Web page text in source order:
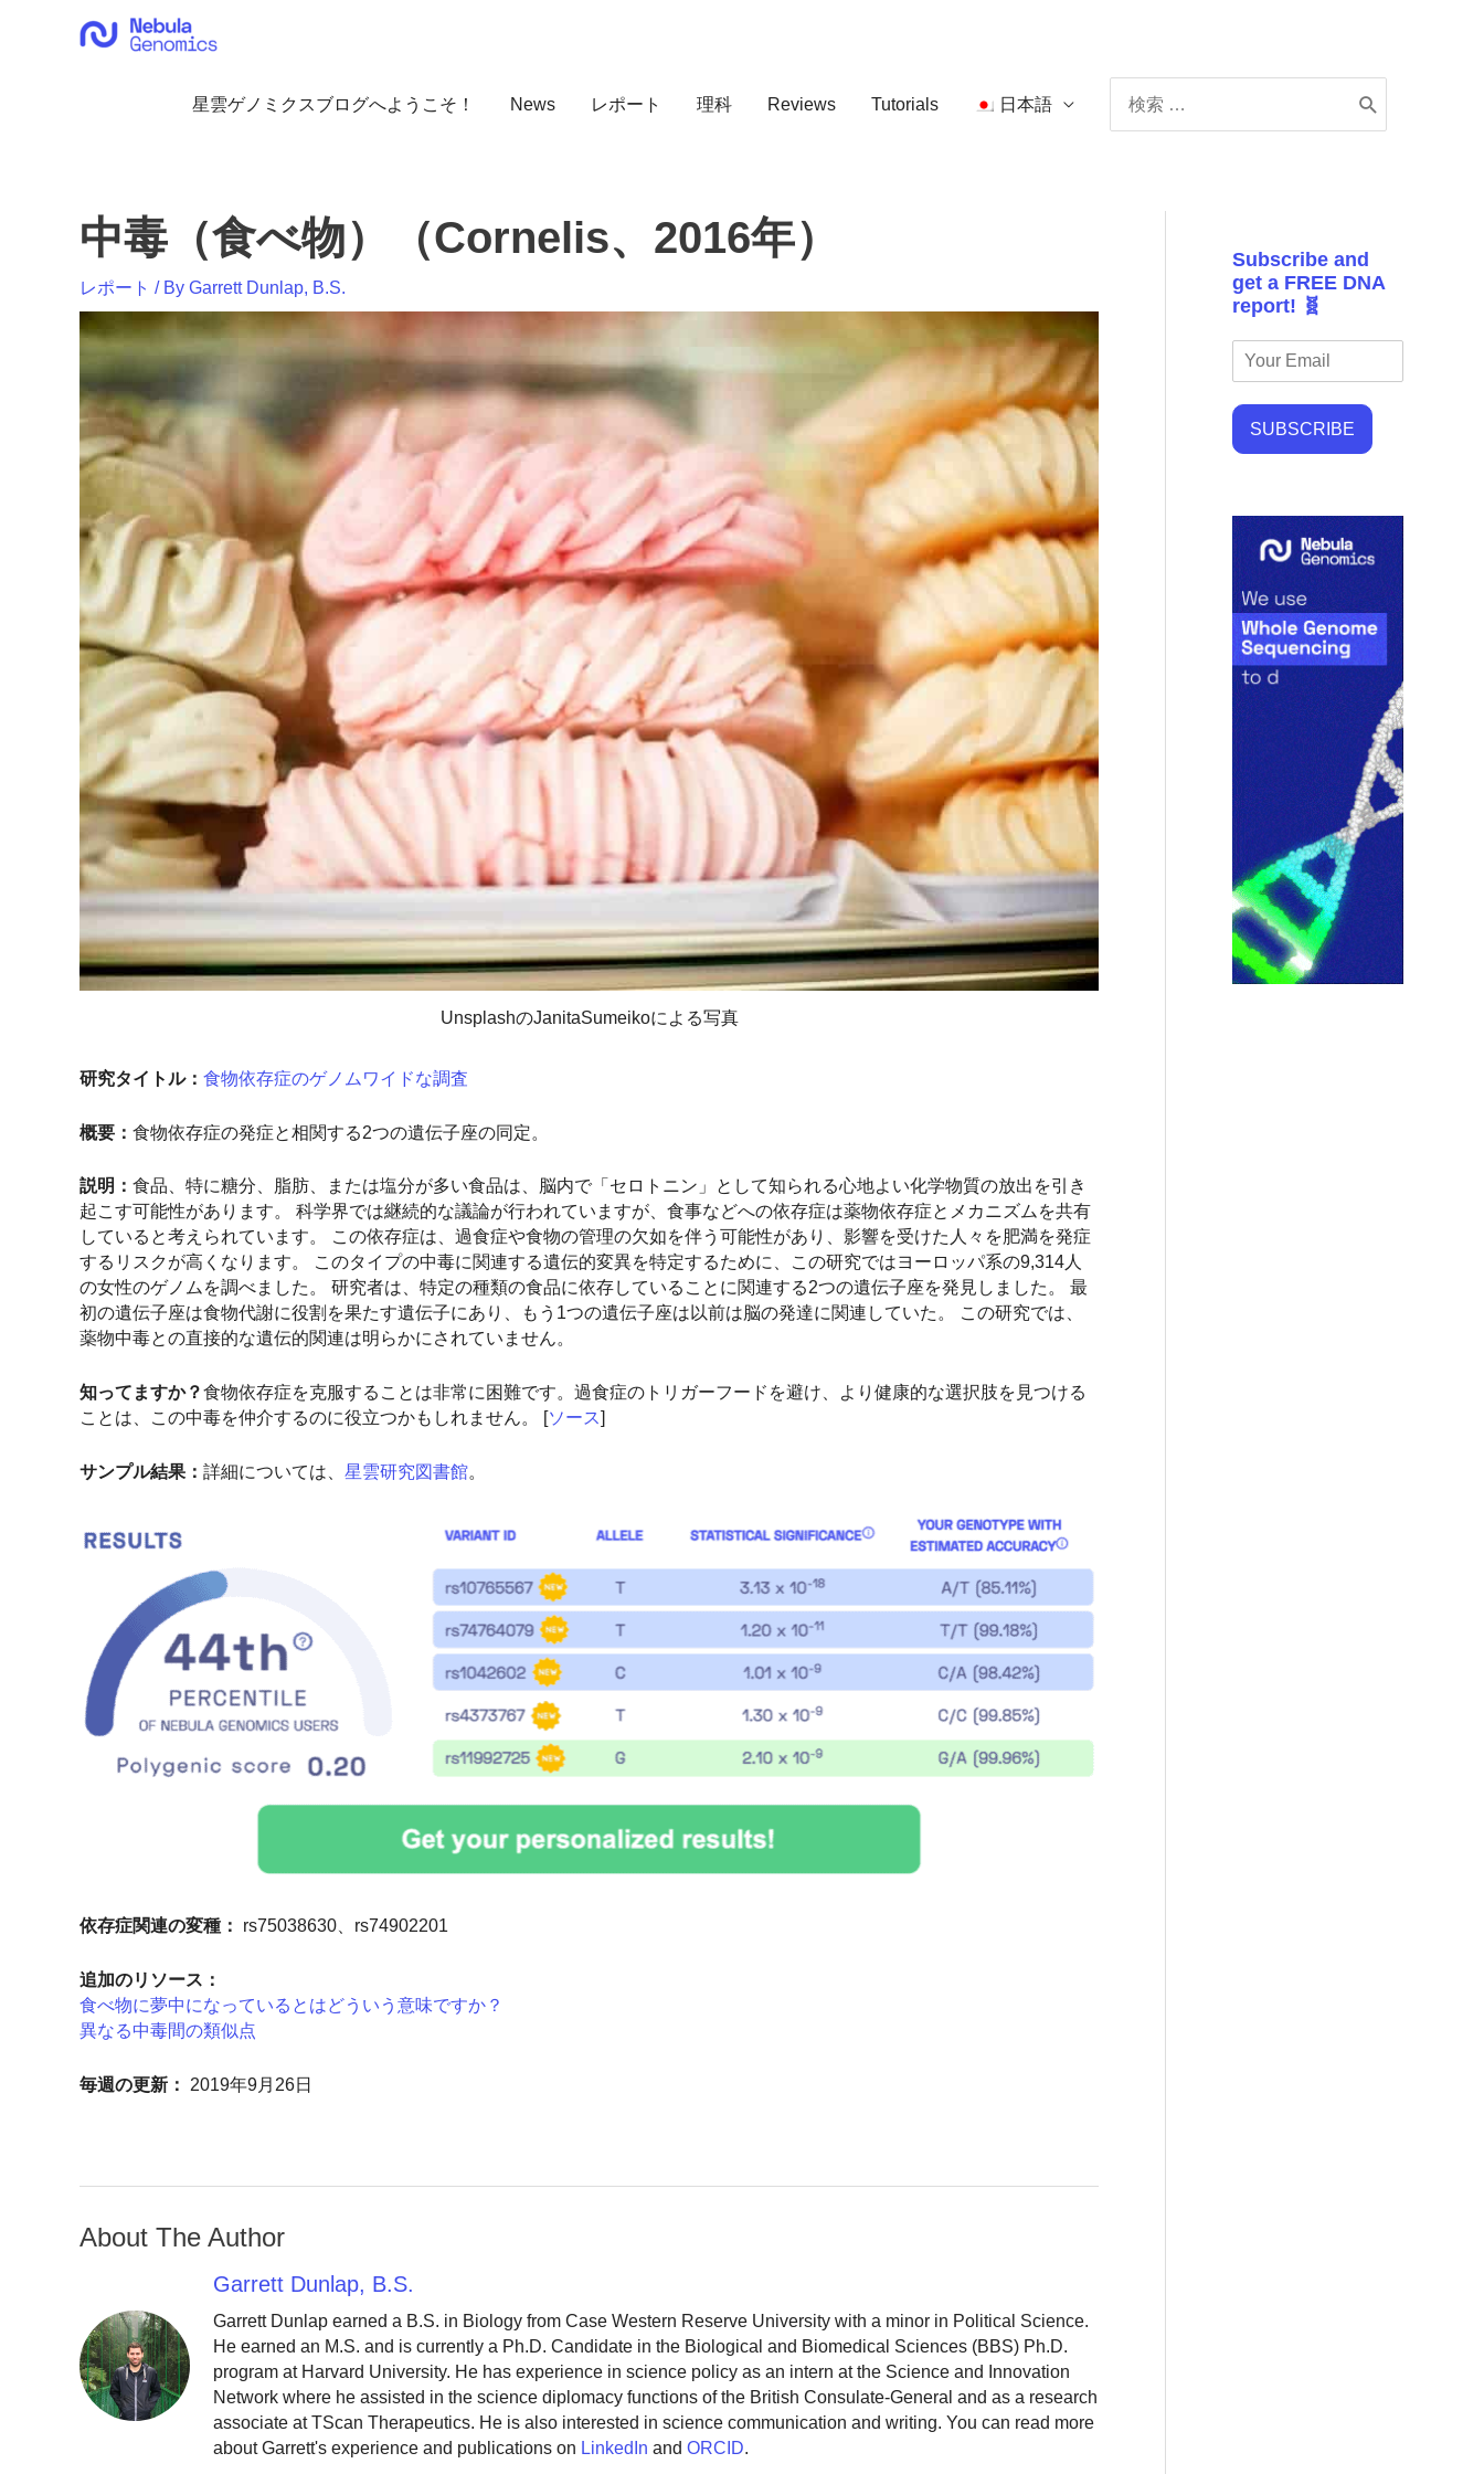
星雲ゲノミクスブログへようこそ！ News レポート 理科 Reviews Tutorials 日本語
for:
中毒（食べ物）（Cornelis、2016年）
レポート / By Garrett Dunlap, B.S.
UnsplashのJanitaSumeikoによる写真
研究タイトル： 食物依存症のゲノムワイドな調査
概要： 食物依存症の発症と相関する2つの遺伝子座の同定。
説明： 食品、特に糖分、脂肪、または塩分が多い食品は、脳内で「セロトニン」として知られる心地よい化学物質の放出を引き
起こす可能性があります。 科学界では継続的な議論が行われていますが、食事などへの依存症は薬物依存症とメカニズムを共有
していると考えられています。 この依存症は、過食症や食物の管理の欠如を伴う可能性があり、影響を受けた人々を肥満を発症
するリスクが高くなります。 このタイプの中毒に関連する遺伝的変異を特定するために、この研究ではヨーロッパ系の9,314人
の女性のゲノムを調べました。 研究者は、特定の種類の食品に依存していることに関連する2つの遺伝子座を発見しました。 最
初の遺伝子座は食物代謝に役割を果たす遺伝子にあり、もう1つの遺伝子座は以前は脳の発達に関連していた。 この研究では、
薬物中毒との直接的な遺伝的関連は明らかにされていません。
知ってますか？食物依存症を克服することは非常に困難です。過食症のトリガーフードを避け、より健康的な選択肢を見つける
ことは、この中毒を仲介するのに役立つかもしれません。 [ソース]
サンプル結果： 詳細については、 星雲研究図書館。
依存症関連の変種： rs75038630、rs74902201
追加のリソース：
食べ物に夢中になっているとはどういう意味ですか？
異なる中毒間の類似点
毎週の更新： 2019年9月26日
About The Author
Garrett Dunlap, B.S.
Garrett Dunlap earned a B.S. in Biology from Case Western Reserve University with a minor in Political Science.
He earned an M.S. and is currently a Ph.D. Candidate in the Biological and Biomedical Sciences (BBS) Ph.D.
program at Harvard University. He has experience in science policy as an intern at the Science and Innovation
Network where he assisted in the science diplomacy functions of the British Consulate-General and as a research
associate at TScan Therapeutics. He is also interested in science communication and writing. You can read more
about Garrett's experience and publications on LinkedIn andORCID.
Subscribe and
get a FREE DNA
report! 🧬
SUBSCRIBE